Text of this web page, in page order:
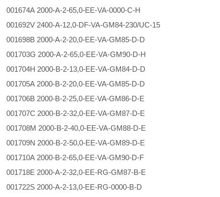
001674A 2000-A-2-65,0-EE-VA-0000-C-H
001692V 2400-A-12,0-DF-VA-GM84-230/UC-15
001698B 2000-A-2-20,0-EE-VA-GM85-D-D
001703G 2000-A-2-65,0-EE-VA-GM90-D-H
001704H 2000-B-2-13,0-EE-VA-GM84-D-D
001705A 2000-B-2-20,0-EE-VA-GM85-D-D
001706B 2000-B-2-25,0-EE-VA-GM86-D-E
001707C 2000-B-2-32,0-EE-VA-GM87-D-E
001708M 2000-B-2-40,0-EE-VA-GM88-D-E
001709N 2000-B-2-50,0-EE-VA-GM89-D-E
001710A 2000-B-2-65,0-EE-VA-GM90-D-F
001718E 2000-A-2-32,0-EE-RG-GM87-B-E
001722S 2000-A-2-13,0-EE-RG-0000-B-D